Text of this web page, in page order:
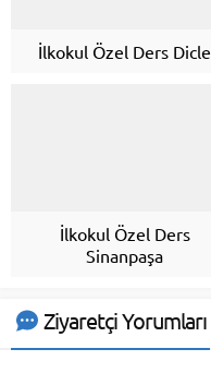
İlkokul Özel Ders Dicle
İlkokul Özel Ders
Sinanpaşa
Ziyaretçi Yorumları